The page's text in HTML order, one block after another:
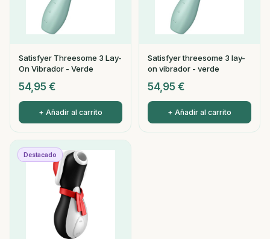
Satisfyer Threesome 3 Lay-
On Vibrador - Verde
54,95 €
+ Añadir al carrito
Satisfyer threesome 3 lay-
on vibrador - verde
54,95 €
+ Añadir al carrito
Destacado